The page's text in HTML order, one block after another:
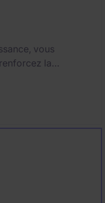
vous
la
et de